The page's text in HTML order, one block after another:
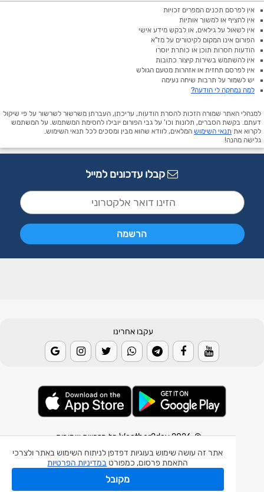
אתר זה עושה שימוש בעוגיות דפדפן לניתוח השימוש באתר ולצרכי
התאמת פרסום, כמפורט במדיניות הפרטיות
מקובל
אין לפרסם תכנים המפרים זכויות
אין להציף או למשוך אותיות
אין לשאול על גילאים, או לבקש מידע אישי
הפורום אינו המקום לקיטורים על מז"א
הודעות חסרות תוכן או כותרת יוסרו
אין להשתמש בשירות קיצור כתובות
אין לפרסם תחזית או אזהרות מטעם הגולש
יש לשמור על תרבות שיחה נעימה
למה נמחקה לי הודעה?
למנהלי האתר שמורה הזכות להסרת הודעות, עריכתן, העברתן משרשור לשרשור על פי שיקול
דעתם. בקשת הסברים, תלונות וכו' על גבי הפורום יובילו לחסימת המשתמש. על המשתמש
לקרוא את תנאי השימוש המלאים, לוודא שהוא מבין ומסכים לכל תנאי השימוש.
גלישה מהנה!
קבלו עדכונים למייל
עקבו אחרינו
© 2026 Weather2day כל הזכויות שמורות
אפליקצית מזג אוויר
אפליקצית רעידת אדמה
אפליקצית מכ"ם גשם